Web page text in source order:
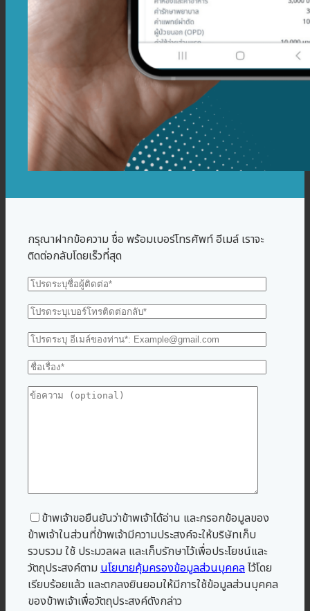
กรุณาฝากข้อความ ชื่อ พร้อมเบอร์โทรศัพท์ อีเมล์ เราจะ
ติดต่อกลับโดยเร็วที่สุด
ข้าพเจ้าขอยืนยันว่าข้าพเจ้าได้อ่าน และกรอกข้อมูลของ
ข้าพเจ้าในส่วนที่ข้าพเจ้ามีความประสงค์จะให้บริษัทเก็บ
รวบรวม ใช้ ประมวลผล และเก็บรักษาไว้เพื่อประโยชน์และ
วัตถุประสงค์ตาม นโยบายคุ้มครองข้อมูลส่วนบุคคลไว้โดย
เรียบร้อยแล้ว และตกลงยินยอมให้มีการใช้ข้อมูลส่วนบุคคล
ของข้าพเจ้าเพื่อวัตถุประสงค์ดังกล่าว